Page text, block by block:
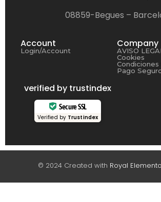
08859-Begues –
Account
Login/Account
Company
AVISO LEGAL
Cookies
Condiciones
Pago
verified by trustindex
Secure SSL
Verified by Trustindex
© 2024 Created with Royal